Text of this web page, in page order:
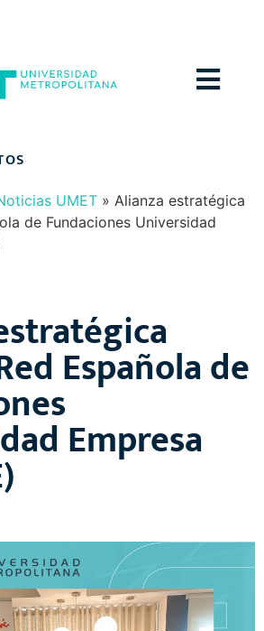
UMET » Alianza estratégica
de Fundaciones Universidad
Española de
Empresa